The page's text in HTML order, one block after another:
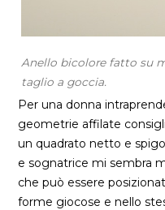
Anello bicolore fatto su
taglio a goccia.
Per una donna
geometrie affilate
un quadrato netto e
e sognatrice mi sembra
che può essere
forme giocose e nello